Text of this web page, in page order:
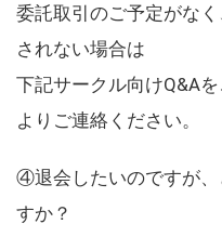
委託取引のご予定がな
されない場合は
下記サークル向けQ&A
よりご連絡ください。
④退会したいのですが
すか？